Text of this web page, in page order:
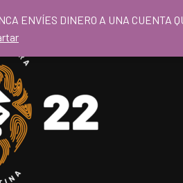
ENVÍES DINERO A UNA CUENTA